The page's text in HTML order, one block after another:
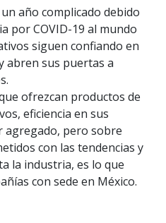
año complicado debido
por COVID-19 al mundo
siguen confiando en
abren sus puertas a
ofrezcan productos de
eficiencia en sus
agregado, pero sobre
con las tendencias y
la industria, es lo que
con sede en México.